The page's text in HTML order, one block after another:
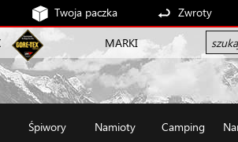
Twoja paczka Zwroty
MARKI
Śpiwory Namioty Camping